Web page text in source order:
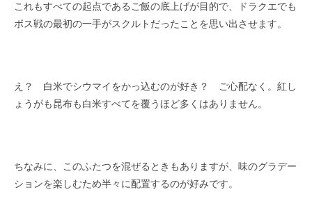
これもすべての起点であるご飯の底上げが目的で、ドラクエでも
ボス戦の最初の一手がスクルトだったことを思い出させます。
え？ 白米でシウマイをかっ込むのが好き？ ご心配なく。紅し
ょうがも昆布も白米すべてを覆うほど多くはありません。
ちなみに、このふたつを混ぜるときもありますが、味のグラデー
ションを楽しむため半々に配置するのが好みです。